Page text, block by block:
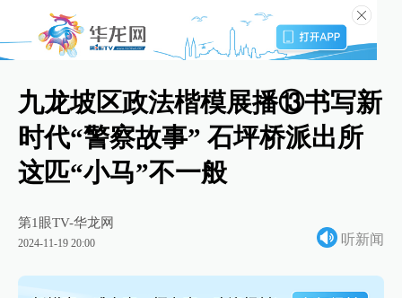
九龙坡区政法楷模展播⑬书写新
时代“警察故事” 石坪桥派出所
这匹“小马”不一般
第1眼TV-华龙网
2024-11-19 20:00 听新闻